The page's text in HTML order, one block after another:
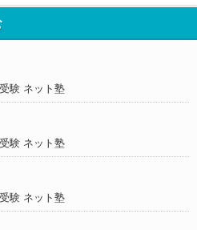
験 ネット塾
験 ネット塾
験 ネット塾